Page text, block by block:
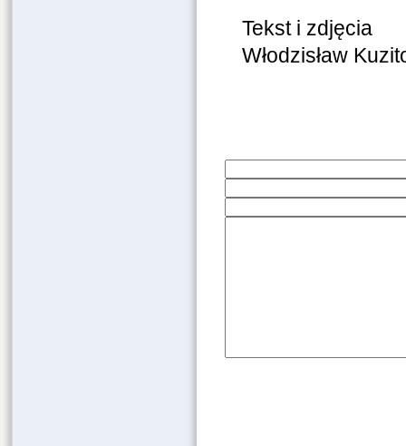
Tekst i zdjęcia
Włodzisław